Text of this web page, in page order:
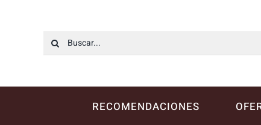
Buscar:
RECOMENDACIONES